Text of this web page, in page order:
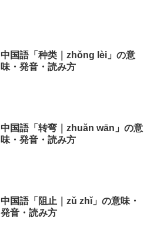
中国語「种类｜zhǒng lèi」の意
味・発音・読み方
中国語「转弯｜zhuǎn wān」の意
味・発音・読み方
中国語「阻止｜zǔ zhǐ」の意味・
発音・読み方